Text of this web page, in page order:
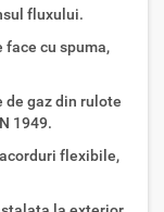
fluxului.
cu spuma,
gaz din rulote
1949.
flexibile,